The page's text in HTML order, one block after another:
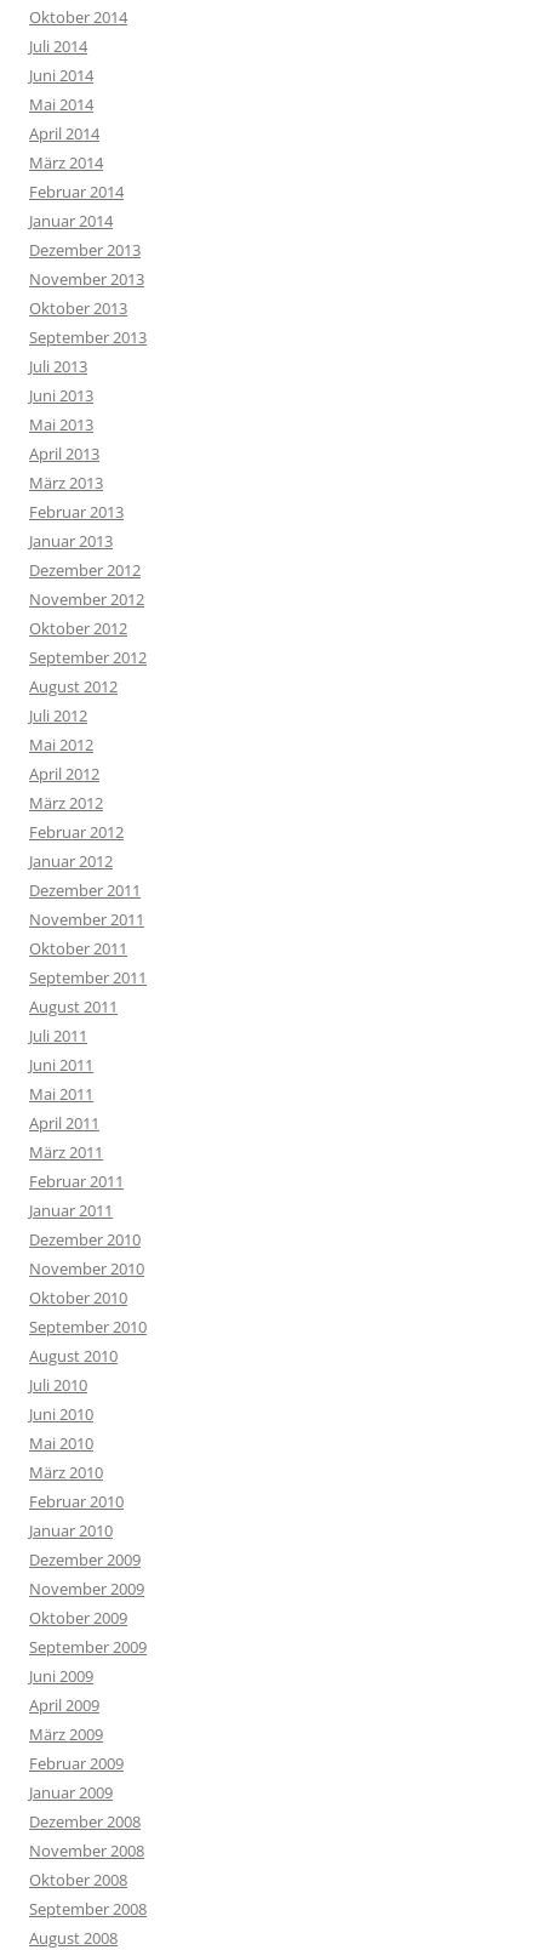
Oktober 2014
Juli 2014
Juni 2014
Mai 2014
April 2014
März 2014
Februar 2014
Januar 2014
Dezember 2013
November 2013
Oktober 2013
September 2013
Juli 2013
Juni 2013
Mai 2013
April 2013
März 2013
Februar 2013
Januar 2013
Dezember 2012
November 2012
Oktober 2012
September 2012
August 2012
Juli 2012
Mai 2012
April 2012
März 2012
Februar 2012
Januar 2012
Dezember 2011
November 2011
Oktober 2011
September 2011
August 2011
Juli 2011
Juni 2011
Mai 2011
April 2011
März 2011
Februar 2011
Januar 2011
Dezember 2010
November 2010
Oktober 2010
September 2010
August 2010
Juli 2010
Juni 2010
Mai 2010
März 2010
Februar 2010
Januar 2010
Dezember 2009
November 2009
Oktober 2009
September 2009
Juni 2009
April 2009
März 2009
Februar 2009
Januar 2009
Dezember 2008
November 2008
Oktober 2008
September 2008
August 2008